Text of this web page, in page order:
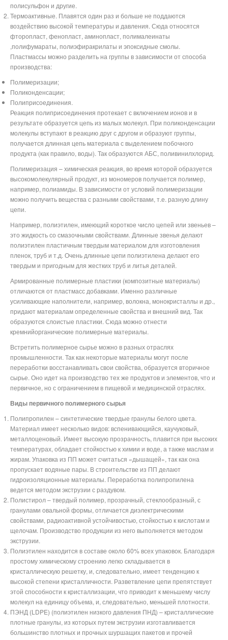
полисульфон и другие.
Термоактивные. Плавятся один раз и больше не поддаются
воздействию высокой температуры и давления. Сюда относятся
фторопласт, фенопласт, аминопласт, полималеинаты
,полифумараты, полиэфиракрилаты и эпоксидные смолы.
Пластмассы можно разделить на группы в зависимости от способа
производства:
Полимеризации;
Поликонденсации;
Полиприсоединения.
Реакция полиприсоединения протекает с включением ионов и в
результате образуется цепь из малых молекул. При поликонденсации
молекулы вступают в реакцию друг с другом и образуют группы,
получается длинная цепь материала с выделением побочного
продукта (как правило, воды). Так образуются АБС, поливинилхлорид.
Полимеризация – химическая реакция, во время которой образуется
высокомолекулярный продукт, из мономеров получается полимер,
например, полиамиды. В зависимости от условий полимеризации
можно получить вещества с разными свойствами, т.е. разную длину
цепи.
Например, полиэтилен, имеющий короткое число цепей или звеньев –
это жидкость со смазочными свойствами. Длинные звенья делают
полиэтилен пластичным твердым материалом для изготовления
пленок, труб и т.д. Очень длинные цепи полиэтилена делают его
твердым и пригодным для жестких труб и литья деталей.
Армированные полимерные пластики (композитные материалы)
отличаются от пластмасс добавками. Именно различные
усиливающие наполнители, например, волокна, монокристаллы и др.,
придают материалам определенные свойства и внешний вид. Так
образуются слоистые пластики. Сюда можно отнести
кремнийорганические полимерные материалы.
Встретить полимерное сырье можно в разных отраслях
промышленности. Так как некоторые материалы могут после
переработки восстанавливать свои свойства, образуется вторичное
сырье. Оно идет на производство тех же продуктов и элементов, что и
первичное, но с ограничением в пищевой и медицинской отраслях.
Виды первичного полимерного сырья
Полипропилен – синтетические твердые гранулы белого цвета.
Материал имеет несколько видов: вспенивающийся, каучуковый,
металлоценовый. Имеет высокую прозрачность, плавится при высоких
температурах, обладает стойкостью к химии и воде, а также маслам и
жирам. Упаковка из ПП может считаться «дышащей», так как она
пропускает водяные пары. В строительстве из ПП делают
гидроизоляционные материалы. Переработка полипропилена
ведется методом экструзии с раздувом.
Полистирол – твердый полимер, прозрачный, стеклообразный, с
гранулами овальной формы, отличается диэлектрическими
свойствами, радиоактивной устойчивостью, стойкостью к кислотам и
щелочам. Производство продукции из него выполняется методом
экструзии.
Полиэтилен находится в составе около 60% всех упаковок. Благодаря
простому химическому строению легко складывается в
кристаллическую решетку, и, следовательно, имеет тенденцию к
высокой степени кристалличности. Разветвление цепи препятствует
этой способности к кристаллизации, что приводит к меньшему числу
молекул на единицу объема, и, следовательно, меньшей плотности.
ПЭНД (LDPE) (полиэтилен низкого давления ПНД) – кристаллические
плотные гранулы, из которых путем экструзии изготавливается
большинство плотных и прочных шуршащих пакетов и прочей